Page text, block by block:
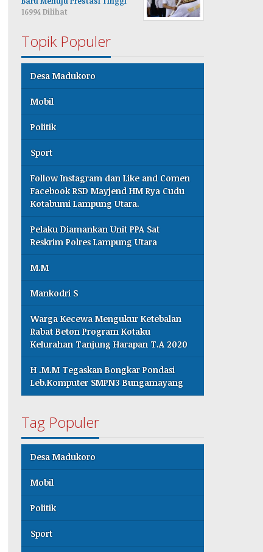
16994 Dilihat
Topik Populer
Desa Madukoro
Mobil
Politik
Sport
Follow Instagram dan Like and Comen
Facebook RSD Mayjend HM Rya Cudu
Kotabumi Lampung Utara.
Pelaku Diamankan Unit PPA Sat
Reskrim Polres Lampung Utara
M.M
Mankodri S
Warga Kecewa Mengukur Ketebalan
Rabat Beton Program Kotaku
Kelurahan Tanjung Harapan T.A 2020
H .M.M Tegaskan Bongkar Pondasi
Leb.Komputer SMPN3 Bungamayang
Tag Populer
Desa Madukoro
Mobil
Politik
Sport